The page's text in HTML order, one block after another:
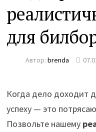
для
Автор:brenda
Когда дело доходит
успеху — это
Позвольте нашему